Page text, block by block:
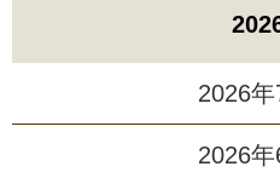
2026
2026